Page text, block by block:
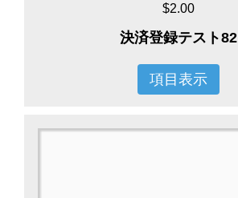
$2.00
決済登録テスト82
項目表示